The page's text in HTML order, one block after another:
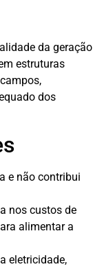
da geração
estruturas
dos
e não contribui
nos custos de
alimentar a
eletricidade,